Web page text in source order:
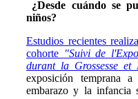
¿Desde cuándo se
niños?
Estudios recientes
cohorte "Suivi de
durant la Grossesse
exposición temprana
embarazo y la infancia